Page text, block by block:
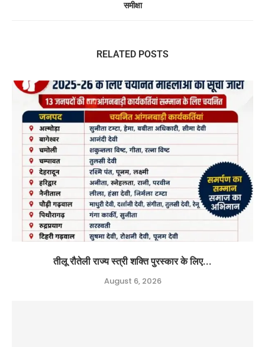
समीक्षा
RELATED POSTS
तीलू रौतेली राज्य स्त्री शक्ति पुरस्कार के लिए...
August 6, 2026